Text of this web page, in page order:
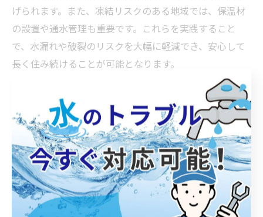
げられます。また、凍結リスクのある地域では、保温材
の設置や通水管理も重要です。これらを実践すること
で、水漏れや破裂のリスクを大幅に軽減でき、安心して
長く住み続けることが可能となります。
夏場の水道管破裂を防ぐための注意点
夏の水道修理で大切な破裂予防の基本知識
夏場は気温の上昇や急な天候変化により、水道管内部の
圧力が不安定になりやすく、破裂リスクが高まります。